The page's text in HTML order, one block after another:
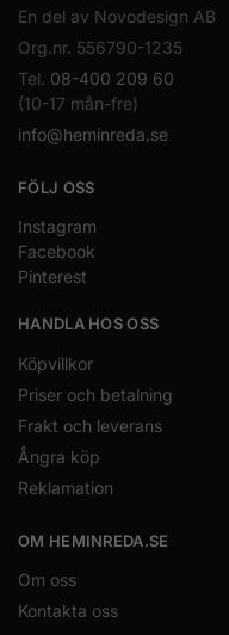
En del av Novodesign AB
Org.nr. 556790-1235
Tel. 08-400 209 60
(10-17 mån-fre)
info@heminreda.se
FÖLJ OSS
Instagram
Facebook
Pinterest
HANDLA HOS OSS
Köpvillkor
Priser och betalning
Frakt och leverans
Ångra köp
Reklamation
OM HEMINREDA.SE
Om oss
Kontakta oss